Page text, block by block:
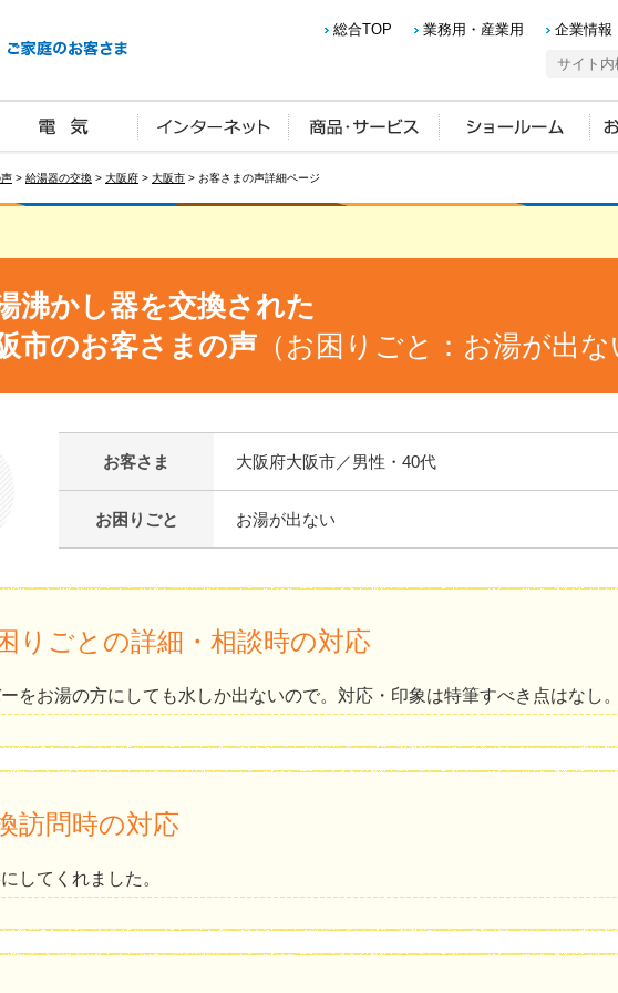
総合TOP 業務用・産業用 企業情報
> 給湯器の交換 > 大阪府 > 大阪市 > お客さまの声詳細ページ
沸かし器を交換された
市のお客さまの声 （お困りごと：お湯が出
お客さま 大阪府大阪市／男性・40代
お困りごと お湯が出ない
りごとの詳細・相談時の対応
をお湯の方にしても水しか出ないので。対応・印象は特筆すべき点はなし
訪問時の対応
してくれました。